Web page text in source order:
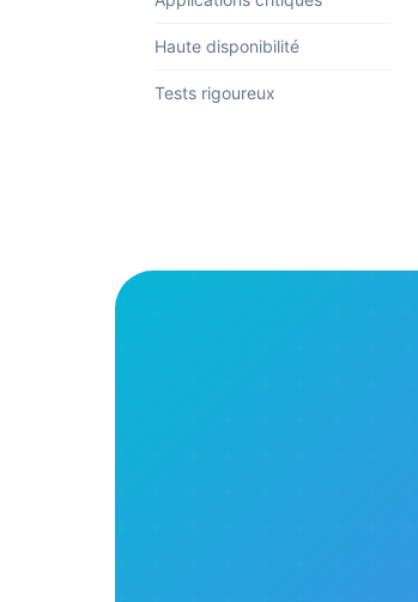
Haute disponibilité
Tests rigoureux